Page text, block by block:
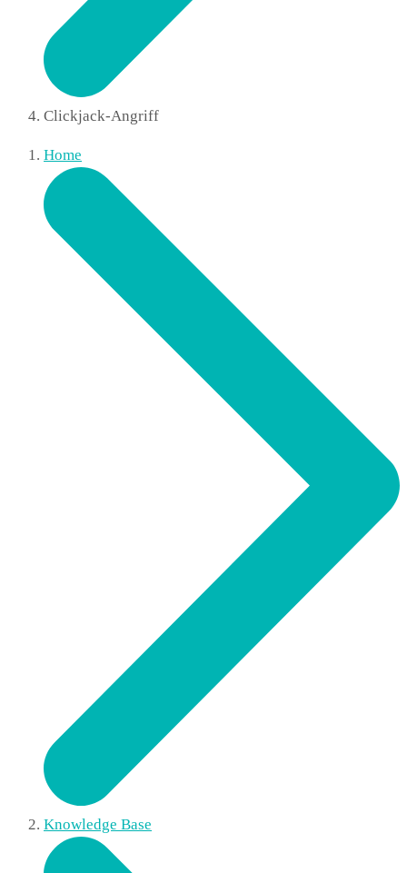
Clickjack-Angriff
Home
Knowledge Base